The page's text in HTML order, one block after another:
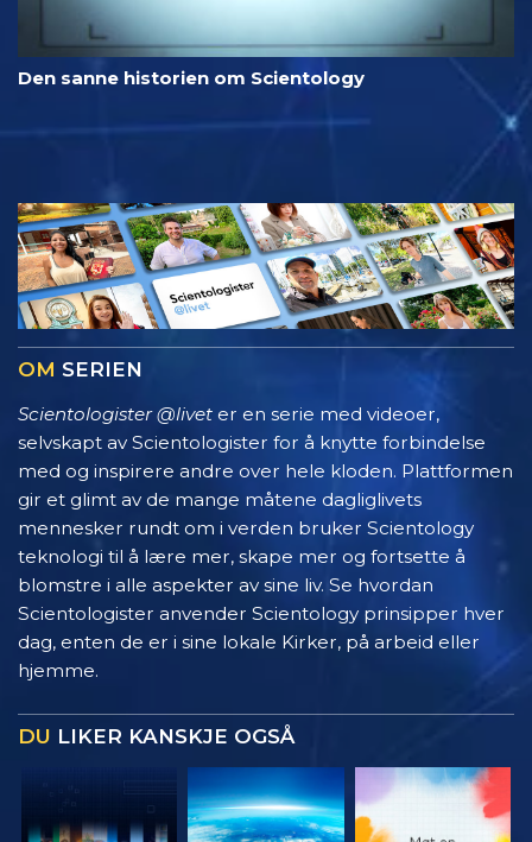
Den sanne historien om Scientology
OM SERIEN
Scientologister @livet er en serie med videoer,
selvskapt av Scientologister for å knytte forbindelse
med og inspirere andre over hele kloden. Plattformen
gir et glimt av de mange måtene dagliglivets
mennesker rundt om i verden bruker Scientology
teknologi til å lære mer, skape mer og fortsette å
blomstre i alle aspekter av sine liv. Se hvordan
Scientologister anvender Scientology prinsipper hver
dag, enten de er i sine lokale Kirker, på arbeid eller
hjemme.
DU LIKER KANSKJE OGSÅ